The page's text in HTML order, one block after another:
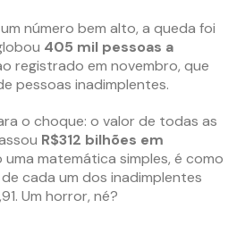
número bem alto, a queda foi
405 mil pessoas a
registrado em novembro, que
pessoas inadimplentes.
o choque: o valor de todas as
R$312 bilhões em
uma matemática simples, é como
cada um dos inadimplentes
Um horror, né?